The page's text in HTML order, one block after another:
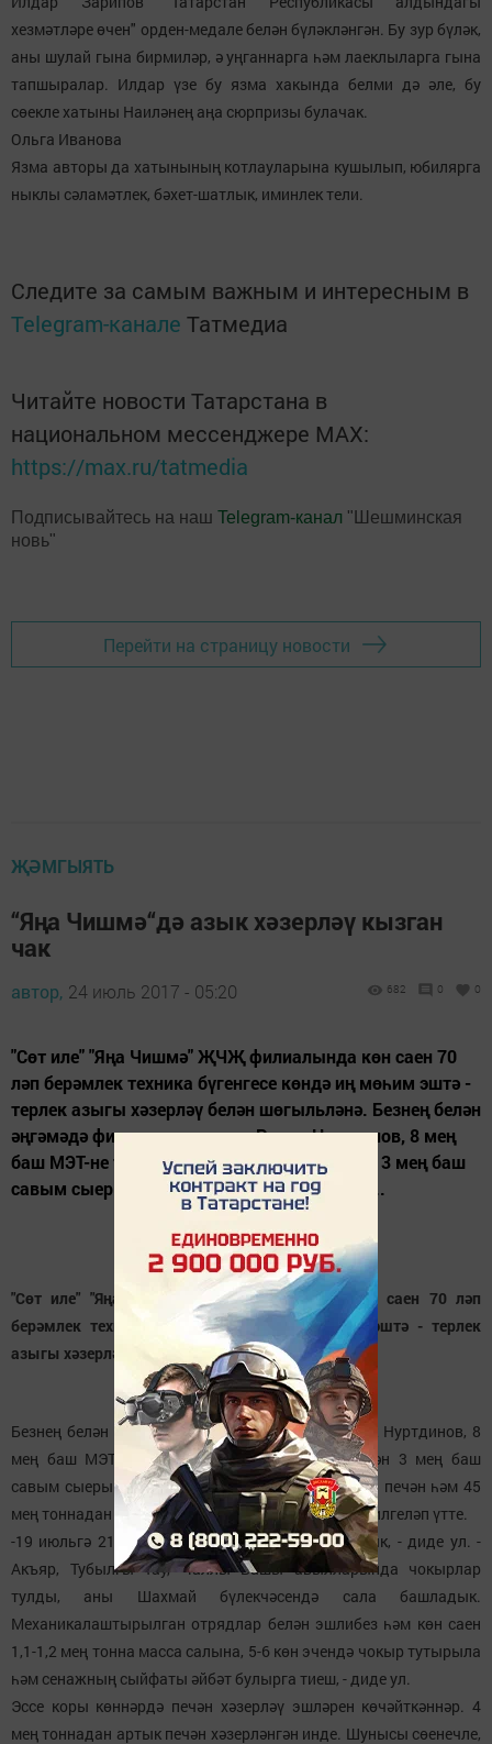
хезмәтләре өчен" орден-медале белән бүләкләнгән. Бу зур бүләк,
аны шулай гына бирмиләр, ә уңганнарга һәм лаеклыларга гына
тапшыралар. Илдар үзе бу язма хакында белми дә әле, бу
сөекле хатыны Наиләнең аңа сюрпризы булачак.
Ольга Иванова
Язма авторы да хатынының котлауларына кушылып, юбилярга
ныклы сәламәтлек, бәхет-шатлык, иминлек тели.
Следите за самым важным и интересным в
Telegram-канале Татмедиа
Читайте новости Татарстана в
национальном мессенджере MАХ:
https://max.ru/tatmedia
Подписывайтесь на наш Telegram-канал "Шешминская
новь"
Перейти на страницу новости
ҖӘМГЫЯТЬ
“Яңа Чишмә“дә азык хәзерләү кызган
чак
автор, 24 июль 2017 - 05:20 682 0 0
"Сөт иле" "Яңа Чишмә" ҖЧҖ филиалында көн саен 70
ләп берәмлек техника бүгенгесе көндә иң мөһим эштә -
терлек азыгы хәзерләү белән шөгыльләнә. Безнең белән
әңгәмәдә филиал директоры Радик Нуртдинов, 8 мең
баш МЭТ-не тук кышлату өчен (шул исәптән 3 мең баш
савым сыерын) 36 мең тонна сенаж, 4 мең...
"Сөт иле" "Яңа Чишмә" ҖЧҖ филиалында көн саен 70 ләп
берәмлек техника бүгенгесе көндә иң мөһим эштә - терлек
азыгы хәзерләү белән шөгыльләнә.
Безнең белән әңгәмәдә филиал директоры Радик Нуртдинов, 8
мең баш МЭТ-не тук кышлату өчен (шул исәптән 3 мең баш
савым сыерын) 36 мең тонна сенаж, 4 мең тонна печән һәм 45
мең тоннадан да ким булмаган силос кирәк, дип билгеләп үтте.
-19 июльгә 21 мең тоннадан артык сенаж салдык, - диде ул. -
Акъяр, Тубылгы Тау, Чаллы Башы авылларында чокырлар
тулды, аны Шахмай бүлекчәсендә сала башладык.
Механикалаштырылган отрядлар белән эшлибез һәм көн саен
1,1-1,2 мең тонна масса салына, 5-6 көн эчендә чокыр тутырыла
һәм сенажның сыйфаты әйбәт булырга тиеш, - диде ул.
Эссе коры көннәрдә печән хәзерләү эшләрен көчәйткәннәр. 4
мең тоннадан артык печән хәзерләнгән инде. Шунысы сөенечле,